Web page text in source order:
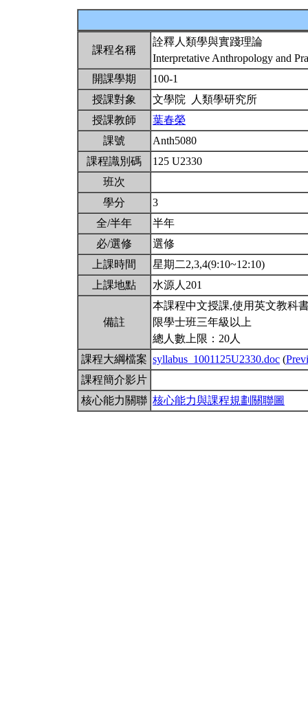
課程名稱
詮釋人類學與實踐理論
Interpretative Anthropology and
開課學期
100-1
授課對象
文學院 人類學研究所
授課教師
葉春榮
課號
Anth5080
課程識別碼
125 U2330
班次
學分
3
全/半年
半年
必/選修
選修
上課時間
星期二2,3,4(9:10~12:10)
上課地點
水源人201
備註
本課程中文授課,使用英文教科
限學士班三年級以上
總人數上限：20人
課程大綱檔案 syllabus_1001125U2330.doc (
課程簡介影片
核心能力關聯 核心能力與課程規劃關聯圖